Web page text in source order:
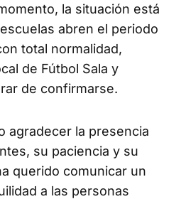
la situación está
abren el periodo
total normalidad,
de Fútbol Sala y
de confirmarse.
agradecer la presencia
su paciencia y su
querido comunicar un
a las personas